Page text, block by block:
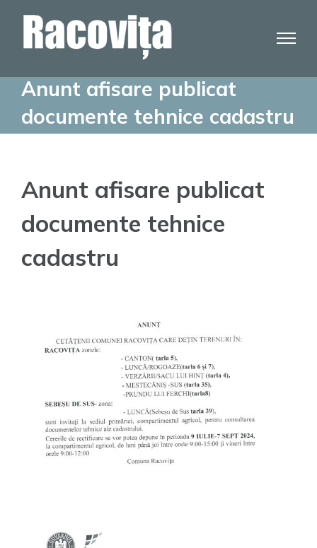
Anunt afisare publicat
documente tehnice cadastru
Anunt afisare publicat
documente tehnice
cadastru